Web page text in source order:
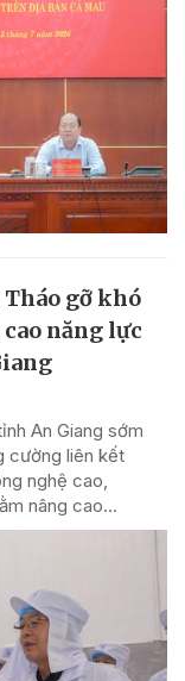
Tháo gỡ khó
năng lực
An Giang sớm
cường liên kết
nghệ cao,
nâng cao...